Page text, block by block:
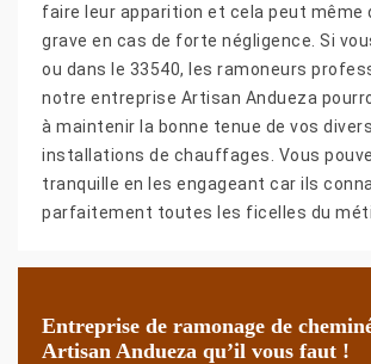
faire leur apparition et cela peut même
grave en cas de forte négligence. Si
ou dans le 33540, les ramoneurs
notre entreprise Artisan Andueza
à maintenir la bonne tenue de vos
installations de chauffages. Vous
tranquille en les engageant car ils
parfaitement toutes les ficelles du
Entreprise de ramonage de
Artisan Andueza qu’il vous faut !